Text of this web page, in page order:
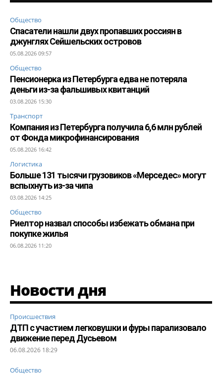
Общество
Спасатели нашли двух пропавших россиян в
джунглях Сейшельских островов
05.08.2026 09:57
Общество
Пенсионерка из Петербурга едва не потеряла
деньги из-за фальшивых квитанций
03.08.2026 15:30
Транспорт
Компания из Петербурга получила 6,6 млн рублей
от Фонда микрофинансирования
05.08.2026 16:42
Логистика
Больше 131 тысячи грузовиков «Мерседес» могут
вспыхнуть из-за чипа
03.08.2026 14:25
Общество
Риелтор назвал способы избежать обмана при
покупке жилья
06.08.2026 11:20
Новости дня
Происшествия
ДТП с участием легковушки и фуры парализовало
движение перед Дусьевом
06.08.2026 18:29
Общество